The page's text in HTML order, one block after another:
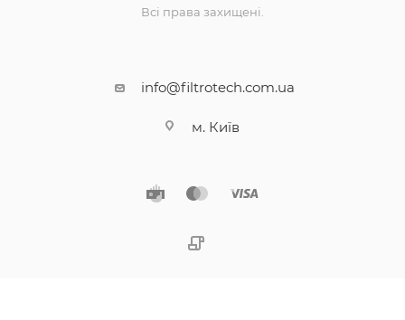
Всі права захищені.
info@filtrotech.com.ua
м. Київ